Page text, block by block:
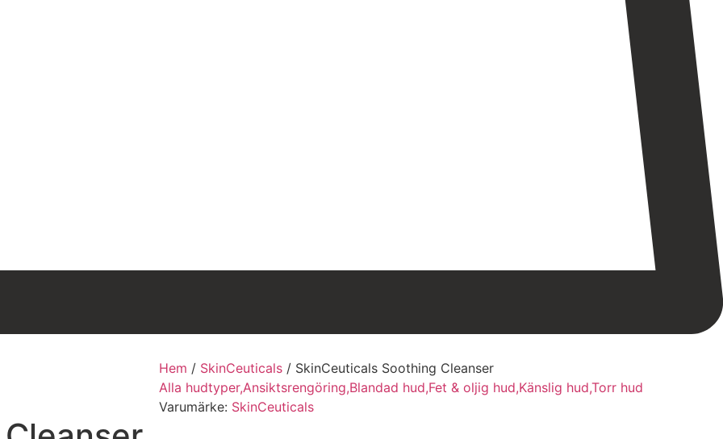
Hem / SkinCeuticals / SkinCeuticals Soothing Cleanser
Alla hudtyper,Ansiktsrengöring,Blandad hud,Fet & oljig hud,Känslig hud,Torr hud
Varumärke: SkinCeuticals